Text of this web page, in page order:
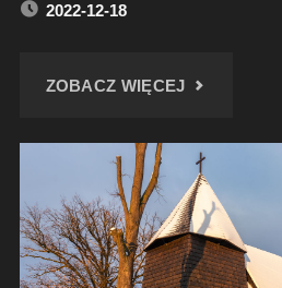
2022-12-18
ZOBACZ WIĘCEJ"PAŁAC
BYCINIE
–